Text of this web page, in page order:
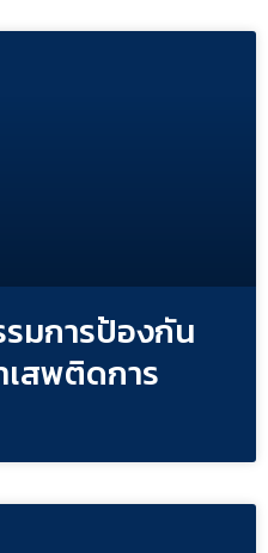
มการป้องกัน
เสพติดการ